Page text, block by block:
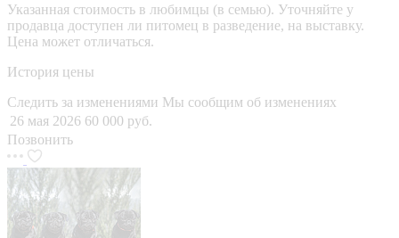
Указанная стоимость в любимцы (в семью). Уточняйте у
продавца доступен ли питомец в разведение, на выставку.
Цена может отличаться.
История цены
Следить за изменениями Мы сообщим об изменениях
26 мая 2026 60 000 руб.
Позвонить